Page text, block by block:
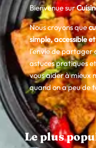
Bienvenue sur
Nous croyons que
simple, accessible
l’envie de partager
astuces pratiques
vous aider à mieux
quand on a peu de
Le plus